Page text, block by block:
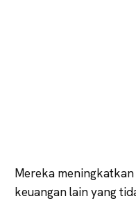
Mereka
keuangan lain yang